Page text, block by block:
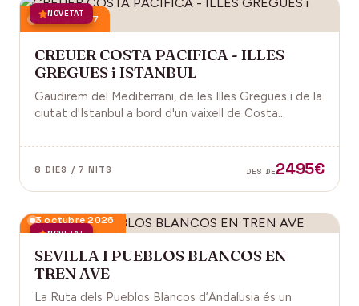
NOVETAT
18 juny 2027
CREUER COSTA PACIFICA - ILLES
GREGUES i ISTANBUL
Gaudirem del Mediterrani, de les Illes Gregues i de la
ciutat d'Istanbul a bord d'un vaixell de Costa
8 DIES / 7 NITS DES DE2495€
NOVETAT
3 octubre 2026
SEVILLA I PUEBLOS BLANCOS EN
TREN AVE
La Ruta dels Pueblos Blancos d’Andalusia és un